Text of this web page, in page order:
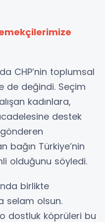
CHP’nin toplumsal
de değindi. Seçim
kadınlara,
destek
bağın Türkiye’nin
olduğunu söyledi.
birlikte
selam olsun.
dostluk köprüleri bu